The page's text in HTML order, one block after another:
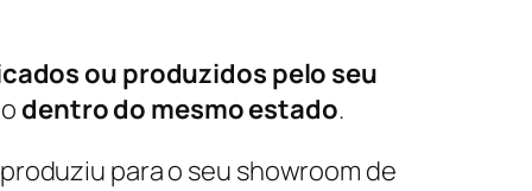
ou produzidos pelo seu
dentro do mesmo estado.
para o seu showroom de